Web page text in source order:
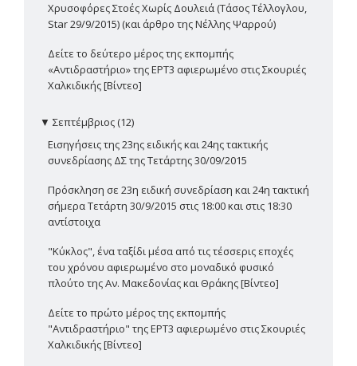
Χρυσοφόρες Στοές Χωρίς Δουλειά (Τάσος Τέλλογλου,
Star 29/9/2015) (και άρθρο της Νέλλης Ψαρρού)
Δείτε το δεύτερο μέρος της εκπομπής
«Αντιδραστήριο» της ΕΡΤ3 αφιερωμένο στις Σκουριές
Χαλκιδικής [Βίντεο]
▼ Σεπτέμβριος (12)
Εισηγήσεις της 23ης ειδικής και 24ης τακτικής
συνεδρίασης ΔΣ της Τετάρτης 30/09/2015
Πρόσκληση σε 23η ειδική συνεδρίαση και 24η τακτική
σήμερα Τετάρτη 30/9/2015 στις 18:00 και στις 18:30
αντίστοιχα
"Κύκλος", ένα ταξίδι μέσα από τις τέσσερις εποχές
του χρόνου αφιερωμένο στο μοναδικό φυσικό
πλούτο της Αν. Μακεδονίας και Θράκης [Βίντεο]
Δείτε το πρώτο μέρος της εκπομπής
"Αντιδραστήριο" της ΕΡΤ3 αφιερωμένο στις Σκουριές
Χαλκιδικής [Βίντεο]